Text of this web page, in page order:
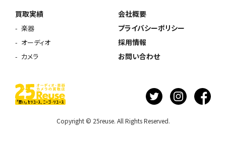
買取実績
楽器
オーディオ
カメラ
会社概要
プライバシーポリシー
採用情報
お問い合わせ
Copyright © 25reuse. All Rights Reserved.